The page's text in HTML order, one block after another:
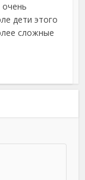
очень
дети этого
сложные